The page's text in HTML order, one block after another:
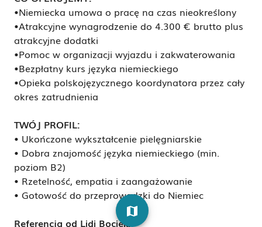
•Niemiecka umowa o pracę na czas nieokreślony
•Atrakcyjne wynagrodzenie do 4.300 € brutto plus
atrakcyjne dodatki
•Pomoc w organizacji wyjazdu i zakwaterowania
•Bezpłatny kurs języka niemieckiego
•Opieka polskojęzycznego koordynatora przez cały
okres zatrudnienia
TWÓJ PROFIL:
• Ukończone wykształcenie pielęgniarskie
• Dobra znajomość języka niemieckiego (min.
poziom B2)
• Rzetelność, empatia i zaangażowanie
• Gotowość do przeprowadzki do Niemiec
Referencja od Lidi Bociek:
map